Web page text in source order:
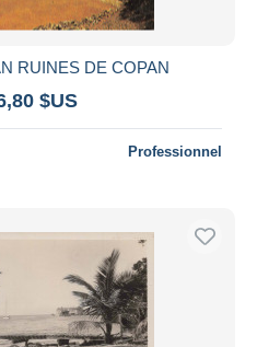
RUINES DE COPAN
$US
Professionnel